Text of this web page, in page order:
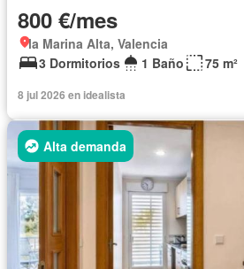
800 €/mes
la Marina Alta, Valencia
3 Dormitorios
1 Baño 75 m²
8 jul 2026 en idealista
Alta demanda